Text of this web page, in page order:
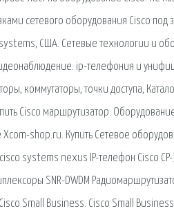
сетевого оборудования Cisco под
США. Сетевые технологии и
ip-телефония и
коммутаторы, точки доступа,
Cisco маршрутизатор.
shop.ru. Купить Сетевое
systems nexus IP-телефон Cisco
SNR-DWDM
Small Business. Cisco Small